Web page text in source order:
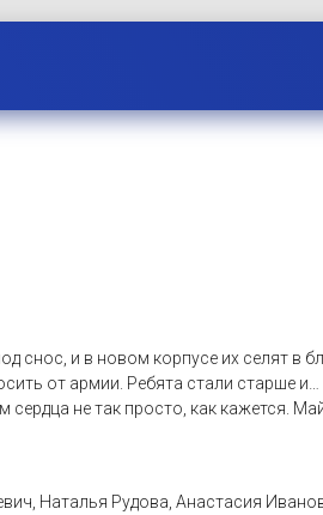
снос, и в новом корпусе их селят в
от армии. Ребята стали старше и…
не так просто, как кажется.
Наталья Рудова, Анастасия